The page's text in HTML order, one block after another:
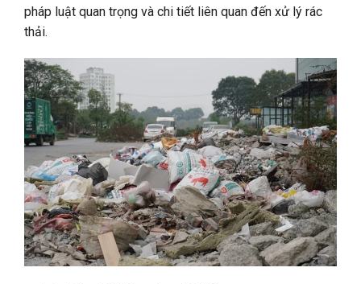
pháp luật quan trọng và chi tiết liên quan đến xử lý rác
thải.